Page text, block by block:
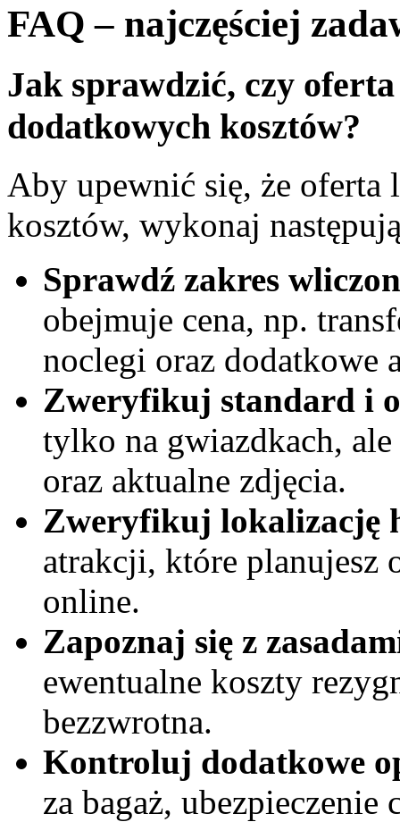
FAQ – najczęściej
Jak sprawdzić, czy
dodatkowych kosztów?
Aby upewnić się, że oferta
kosztów, wykonaj
Sprawdź zakres
obejmuje cena, np.
noclegi oraz dodatkowe
Zweryfikuj standard i
tylko na gwiazdkach,
oraz aktualne zdjęcia.
Zweryfikuj lokalizację
atrakcji, które planujesz
online.
Zapoznaj się z
ewentualne koszty
bezzwrotna.
Kontroluj dodatkowe
za bagaż,